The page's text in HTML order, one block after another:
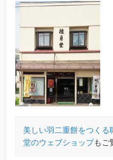
美しい羽二重餅をつくる
堂のウェブショップもご